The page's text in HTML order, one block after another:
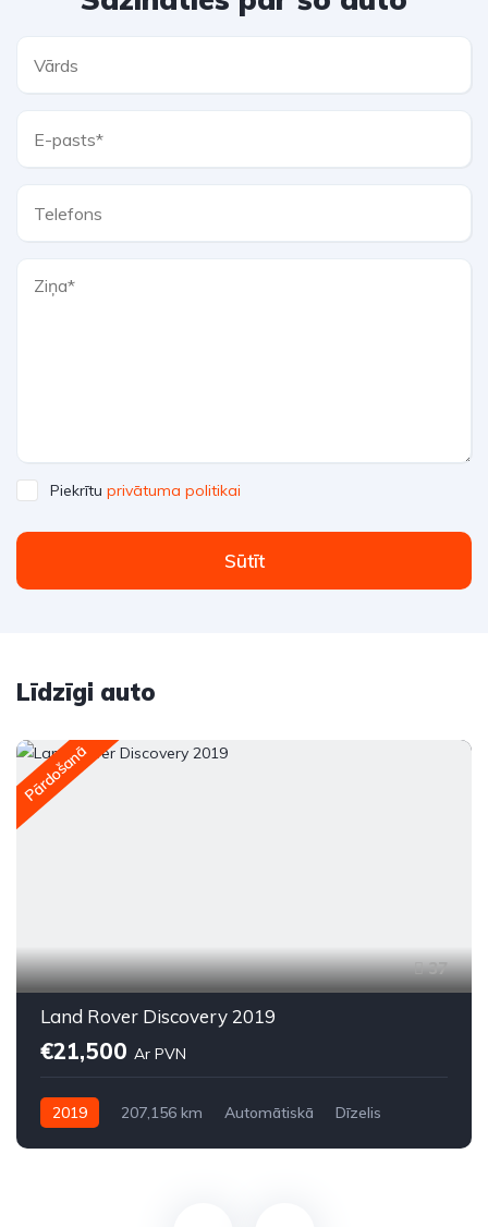
Piekrītu privātuma politikai
Sūtīt
Līdzīgi auto
Pārdošanā
37
Land Rover Discovery 2019
€21,500 Ar PVN
2019 207,156 km Automātiskā
Dīzelis